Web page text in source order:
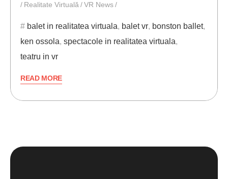
Realitate Virtuală VR News
balet in realitatea virtuala, balet vr, bonston ballet,
ken ossola, spectacole in realitatea virtuala,
teatru in vr
READ MORE